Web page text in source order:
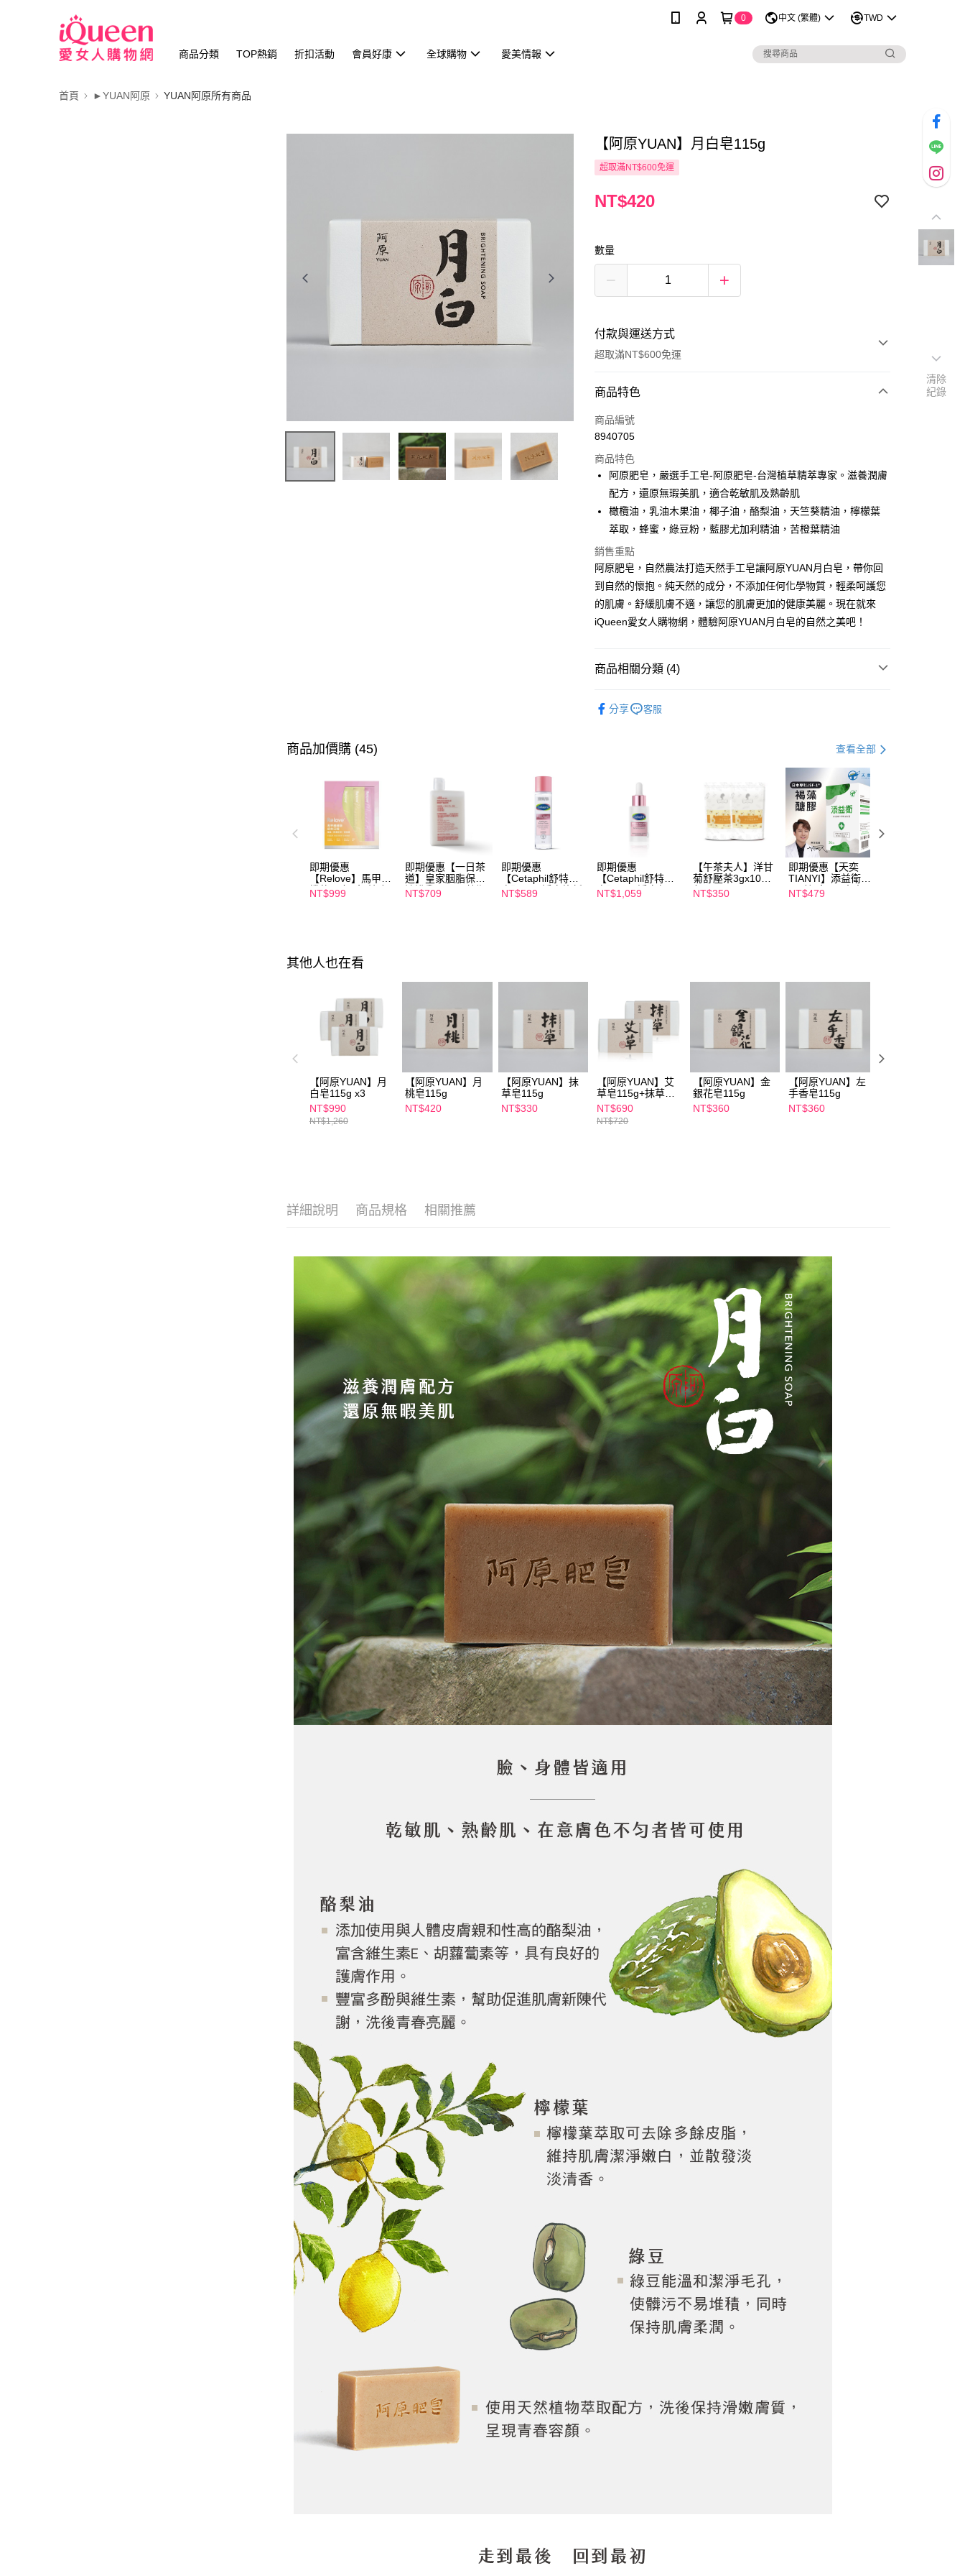
0 中文 (繁體) TWD
商品分類 TOP熱銷 折扣活動 會員好康 全球購物 愛美情報
首頁 ►YUAN阿原 YUAN阿原所有商品
【阿原YUAN】月白皂115g
超取滿NT$600免運
NT$420
數量
付款與運送方式
超取滿NT$600免運
付款方式
信用卡一次付款
LINE Pay
Apple Pay
街口支付
悠遊付
全盈+PAY
AFTEE先享後付
【關於「AFTEE先享後付」】
AFTEE先享後付是「在收到商品之後才付款」的支付方式。 讓您購物簡單
２．便利：只要手機號碼，簡訊認證，即可結帳。
２．訂單成立數日內，您將收到繳費通知簡訊。
３．收到繳費通知簡訊後14天內，點擊此簡訊中的連結，可透過四大超商
／ATM／網路銀行／等多元方式進行付款，方視為交易完成。
※ 請注意：結帳手續完成當下不需立刻繳費，但若您需要取消訂單，請聯
絡購買商品的店家。未經商家同意取消之訂單仍視為有效，需透過AFTEE
※ 交易是否成功請以「AFTEE先享後付 」之結帳頁面顯示為準，若有關於
是否繳費成功／繳費後需取消欲退款等相關疑問，請聯繫「AFTEE先享後
付客戶支援中心」
https://netprotections.freshdesk.com/support/home
https://aftee.tw/terms/#terms3
「AFTEE先享後付」，若未經同意申辦者引起之損失，本公司不負相關責
任。
４．使用「AFTEE先享後付」時，將依據個別帳號之用戶狀況，依本公司
即時審查核予不同之上限額度；若仍有額度不足之情形，本公司將視審查
５．嚴禁一人註冊多個帳號或使用他人資訊註冊。若發現惡意使用之情
形，恩沛科技股份有限公司將有權停止該用戶之使用額度並採取法律行
動。
ATM付款
運送方式
每筆NT$100，滿NT$600(含以上)免運費
萊爾富取貨付款
付款後萊爾富取貨
宅配
每筆NT$100，滿NT$600(含以上)免運費
每筆NT$150，滿NT$1,500(含以上)免運費
商品特色
商品編號
8940705
商品特色
阿原肥皂，嚴選手工皂-阿原肥皂-台灣植草精萃專家。滋養潤膚
配方，還原無瑕美肌，適合乾敏肌及熟齡肌
橄欖油，乳油木果油，椰子油，酪梨油，天竺葵精油，檸檬葉
萃取，蜂蜜，綠豆粉，藍膠尤加利精油，苦橙葉精油
銷售重點
阿原肥皂，自然農法打造天然手工皂讓阿原YUAN月白皂，帶你回
到自然的懷抱。純天然的成分，不添加任何化學物質，輕柔呵護您
的肌膚。舒緩肌膚不適，讓您的肌膚更加的健康美麗。現在就來
iQueen愛女人購物網，體驗阿原YUAN月白皂的自然之美吧！
商品相關分類 (4)
分享 客服
商品加價購 (45) 查看全部
即期優惠
【Relove】馬甲纖
纖飲24包/盒-綜合
口味(效期2027-
NT$999
即期優惠【一日茶
道】皇家胭脂保濕
沐浴乳600ml 效期
2027/2/19
NT$709
即期優惠
【Cetaphil舒特
膚】BHR淨白煥新
化妝水 150mL 效
NT$589
即期優惠
【Cetaphil舒特
膚】BHR淨白無暇
精華液 30ml 效期
NT$1,059
【午茶夫人】洋甘
菊舒壓茶3gx10入/
包 x2
NT$350
即期優惠【天奕
TIANYI】添益衛
(30粒/盒) 日本專
利JSF-1®褐藻醣
NT$479
其他人也在看
【阿原YUAN】月
白皂115g x3
NT$990
NT$1,260
【阿原YUAN】月
桃皂115g
NT$420
【阿原YUAN】抹
草皂115g
NT$330
【阿原YUAN】艾
草皂115g+抹草皂
115g
NT$690
NT$720
【阿原YUAN】金
銀花皂115g
NT$360
【阿原YUAN】左
手香皂115g
NT$360
詳細說明 商品規格 相關推薦
清除
紀錄